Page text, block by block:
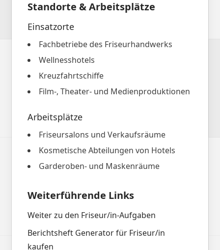
Standorte & Arbeitsplätze
Einsatzorte
Fachbetriebe des Friseurhandwerks
Wellnesshotels
Kreuzfahrtschiffe
Film-, Theater- und Medienproduktionen
Arbeitsplätze
Friseursalons und Verkaufsräume
Kosmetische Abteilungen von Hotels
Garderoben- und Maskenräume
Weiterführende Links
Weiter zu den Friseur/in-Aufgaben
Berichtsheft Generator für Friseur/in
kaufen